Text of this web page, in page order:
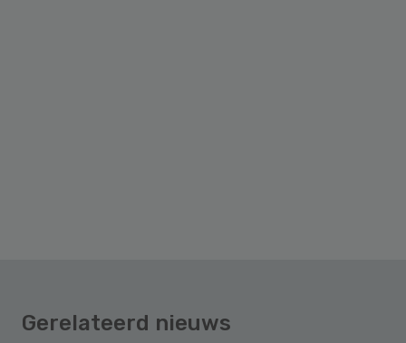
Gerelateerd nieuws